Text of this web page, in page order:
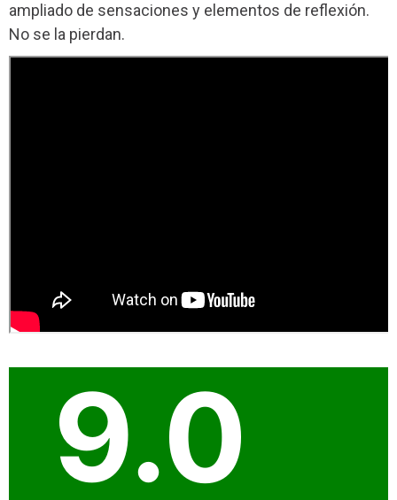
ampliado de sensaciones y elementos de reflexión.
No se la pierdan.
9.0